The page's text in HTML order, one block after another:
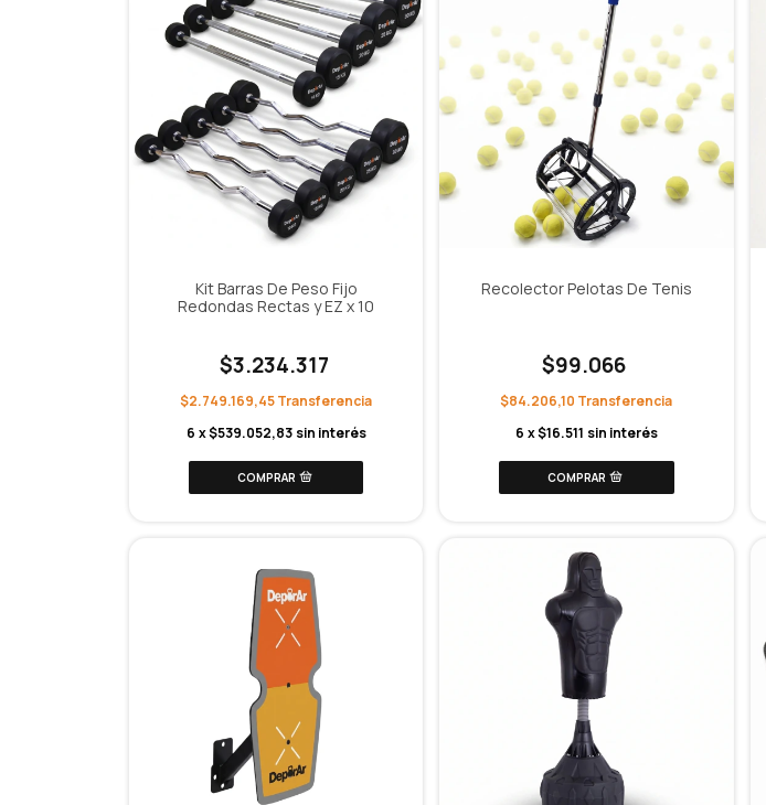
Kit Barras De Peso Fijo
Redondas Rectas y EZ x 10
$3.234.317
$2.749.169,45
6 x$539.052,83 sin interés
Recolector Pelotas De Tenis
$99.066
$84.206,10
6 x$16.511 sin interés